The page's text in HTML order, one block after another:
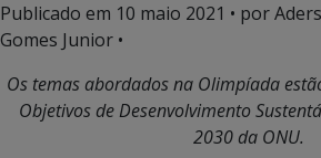
Publicado em 10 maio 2021 • por
Gomes Junior •
Os temas abordados na Olimpíada
Objetivos de Desenvolvimento
2030 da ONU.